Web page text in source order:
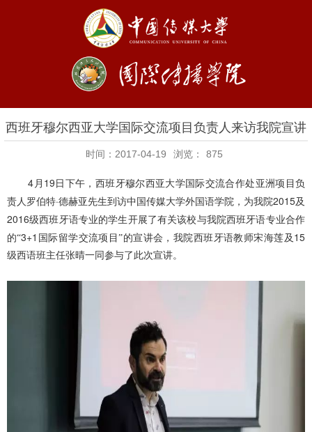
西班牙穆尔西亚大学国际交流项目负责人来访我院宣讲
时间：2017-04-19 浏览： 875
4 月 19 日下午，西班牙穆尔西亚大学国际交流合作处亚洲项目负
责人罗伯特·德赫亚先生到访中国传媒大学外国语学院，为我院2015及
2016级西班牙语专业的学生开展了有关该校与我院西班牙语专业合作
的“3+1 国际留学交流项目”的宣讲会，我院西班牙语教师宋海莲及 15
级西语班主任张晴一同参与了此次宣讲。